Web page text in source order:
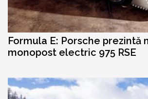
Formula E: Porsche prezintă
monopost electric 975 RSE